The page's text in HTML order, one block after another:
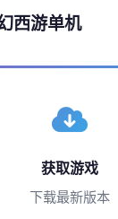
西游单机
获取游戏
下载最新版本